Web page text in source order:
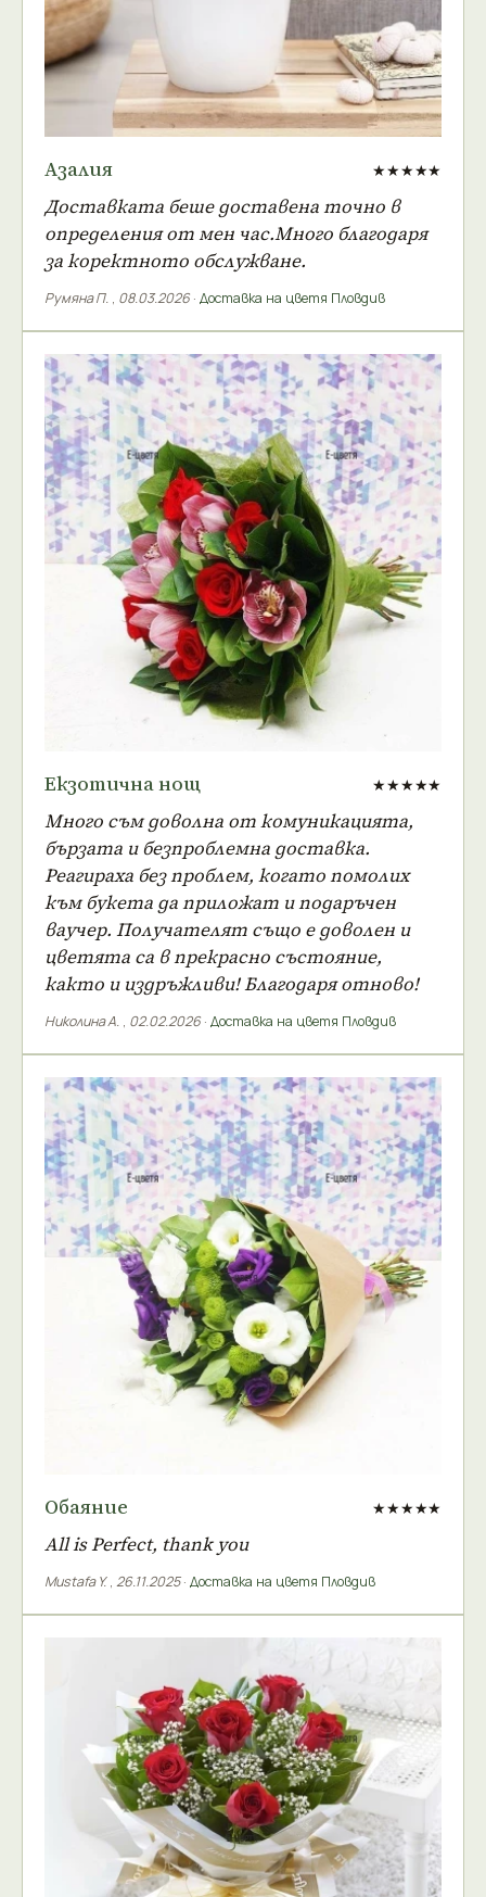
Азалия ★★★★★
Доставката беше доставена точно в
определения от мен час.Много благодаря
за коректното обслужване.
Румяна П. , 08.03.2026 · Доставка на цветя Пловдив
Екзотична нощ ★★★★★
Много съм доволна от комуникацията,
бързата и безпроблемна доставка.
Реагираха без проблем, когато помолих
към букета да приложат и подаръчен
ваучер. Получателят също е доволен и
цветята са в прекрасно състояние,
както и издръжливи! Благодаря отново!
Николина А. , 02.02.2026 · Доставка на цветя Пловдив
Обаяние ★★★★★
All is Perfect, thank you
Mustafa Y., 26.11.2025· Доставка на цветя Пловдив